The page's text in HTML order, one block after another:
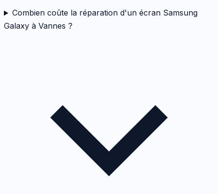
Combien coûte la réparation d'un écran Samsung
Galaxy à Vannes ?